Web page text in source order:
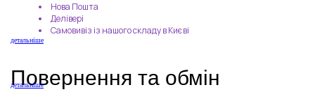
Нова Пошта
Делівері
Самовивіз із нашого складу в Києві
детальніше
Повернення та обмін
детальніше